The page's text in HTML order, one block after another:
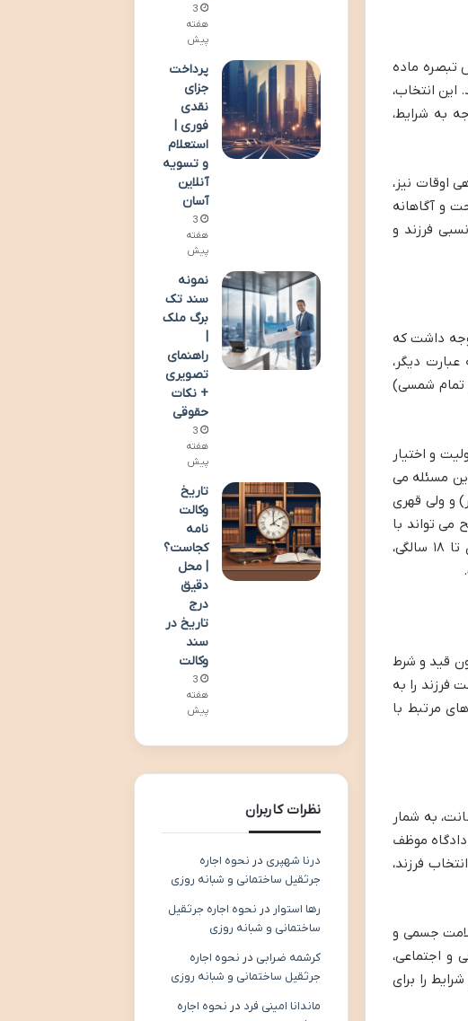
تبصره ماده
این انتخاب،
به شرایط،
اوقات نیز،
و آگاهانه
فرزند و
توجه داشت که
دیگر،
امور مالی و حقوقی او تا زمانی که فرزند به سن رشد قانونی (۱۸ سال تمام شمسی)
و اختیار
مسئله می
و ولی قهری
می تواند با
بررسی موضوع و در نظر گرفتن مصلحت فرزند، تصمیم گیری کند. هدف قانون گذار از حفظ ولایت قهری تا ۱۸ سالگی،
بدون قید و شرط
فرزند را به
مرتبط با
به شمار
انتخاب کند، دادگاه موظف
فرزند،
جسمی و
و اجتماعی،
را برای
3
هفته
پیش
پرداخت
جزای
نقدی
فوری |
استعلام
و تسویه
آنلاین
آسان
3
هفته
پیش
نمونه
سند تک
برگ ملک
|
راهنمای
تصویری
+ نکات
حقوقی
3
هفته
پیش
تاریخ
وکالت
نامه
کجاست؟
| محل
دقیق
درج
تاریخ در
سند
وکالت
3
هفته
پیش
نظرات کاربران
درنا شهپری در نحوه اجاره
جرثقیل ساختمانی و شبانه روزی
رها استوار در نحوه اجاره جرثقیل
ساختمانی و شبانه روزی
کرشمه ضرابی در نحوه اجاره
جرثقیل ساختمانی و شبانه روزی
ماندانا امینی فرد در نحوه اجاره